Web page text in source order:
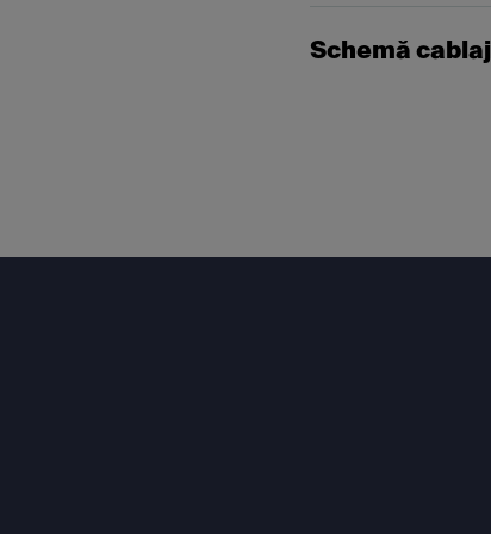
Schemă cablaj